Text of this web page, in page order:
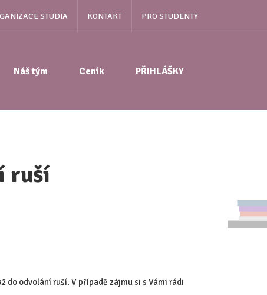
STUDIA KONTAKT PRO STUDENTY
Náš tým Ceník PŘIHLÁŠKY
ruší
do odvolání ruší. V případě zájmu si s Vámi rádi